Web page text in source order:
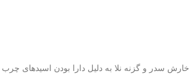
سدر و گزنه نلا به دلیل دارا بودن اسیدهای چرب